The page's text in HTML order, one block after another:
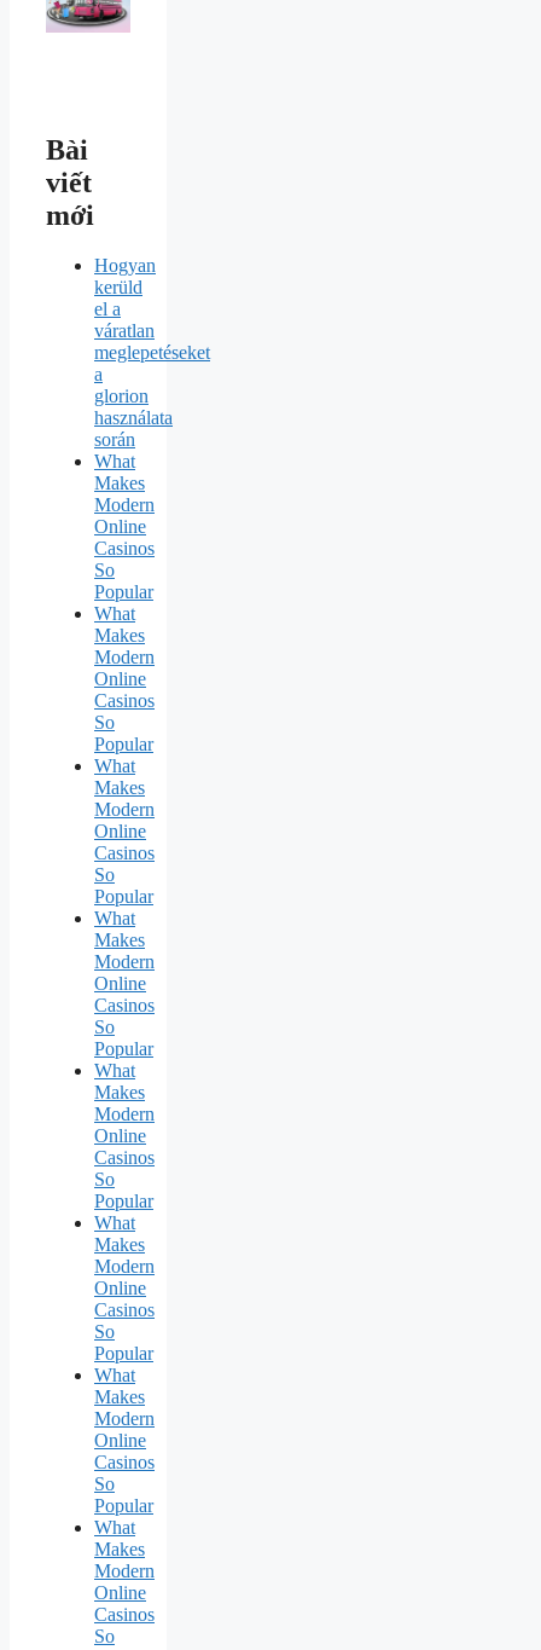
Bài
viết
mới
Hogyan
kerüld
el a
váratlan
meglepetéseket
a
glorion
használata
során
What
Makes
Modern
Online
Casinos
So
Popular
What
Makes
Modern
Online
Casinos
So
Popular
What
Makes
Modern
Online
Casinos
So
Popular
What
Makes
Modern
Online
Casinos
So
Popular
What
Makes
Modern
Online
Casinos
So
Popular
What
Makes
Modern
Online
Casinos
So
Popular
What
Makes
Modern
Online
Casinos
So
Popular
What
Makes
Modern
Online
Casinos
So